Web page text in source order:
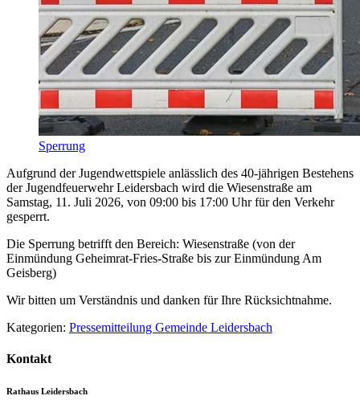
Sperrung
Aufgrund der Jugendwettspiele anlässlich des 40-jährigen Bestehens
der Jugendfeuerwehr Leidersbach wird die Wiesenstraße am
Samstag, 11. Juli 2026, von 09:00 bis 17:00 Uhr für den Verkehr
gesperrt.
Die Sperrung betrifft den Bereich: Wiesenstraße (von der
Einmündung Geheimrat-Fries-Straße bis zur Einmündung Am
Geisberg)
Wir bitten um Verständnis und danken für Ihre Rücksichtnahme.
Kategorien: Pressemitteilung Gemeinde Leidersbach
Kontakt
Rathaus Leidersbach